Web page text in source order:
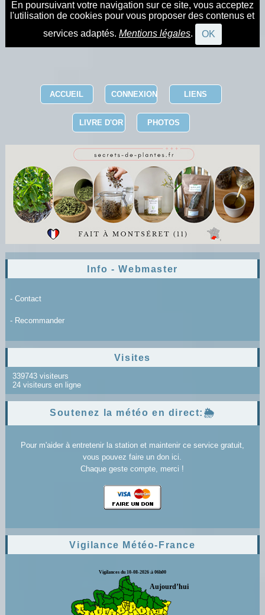
En poursuivant votre navigation sur ce site, vous acceptez
l'utilisation de cookies pour vous proposer des contenus et
services adaptés. Mentions légales. OK
ACCUEIL CONNEXION LIENS
LIVRE D'OR PHOTOS
Info - Webmaster
- Contact
- Recommander
Visites
339743 visiteurs
24 visiteurs en ligne
Soutenez la météo en direct:🌦️
Pour m'aider à entretenir la station et maintenir ce service gratuit,
vous pouvez faire un don ici.
Chaque geste compte, merci !
Vigilance Météo-France